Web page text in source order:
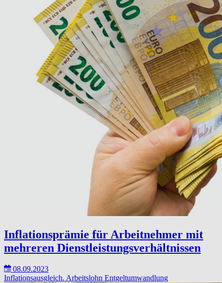
Inflationsprämie für Arbeitnehmer mit
mehreren Dienstleistungsverhältnissen
08.09.2023
Inflationsausgleich. Arbeitslohn Entgeltumwandlung